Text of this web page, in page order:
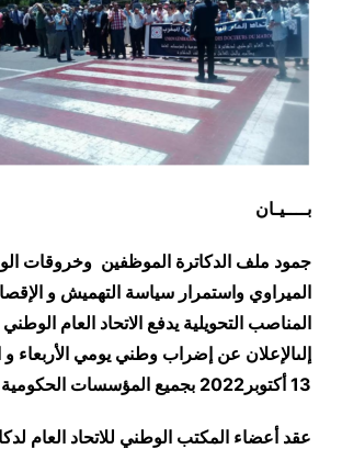
بــــيـان
جمود ملف الدكاترة الموظفين وخروقات
الميراوي واستمرار سياسة التهميش و
المناصب التحويلية يدفع الاتحاد العام
13 أكتوبر2022 بجميع المؤسسات الحكومية
عقد أعضاء المكتب الوطني للاتحاد العام